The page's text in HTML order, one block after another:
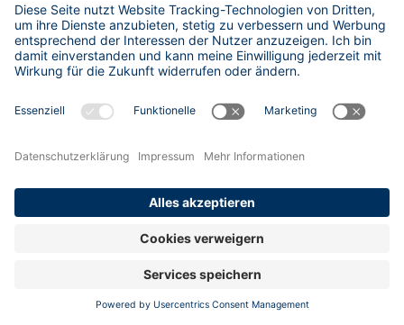
zusätzliche Browser- bzw. Geräteinformationen zu
erfassen und daraus ein weitreichendes Nutzerprofil
abzuleiten. BleepingComputer hat wesentliche Teile der
wurde beim Seitenaufruf ein Script geladen, das in Tests
Merkmale wie CPU-Kerne, Speicher, Bildschirmauflösung,
Nicht unabhängig verifiziert wurden dagegen die von
an Dritte oder deren spezifische Nutzung.